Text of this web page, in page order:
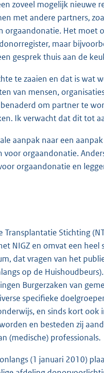
zoveel mogelijk nieuwe
met andere partners,
orgaandonatie. Het
maar
gesprek thuis aan de
te zaaien en dat is wat
van mensen,
om partner te
Ik verwacht dat dit tot
aanpak naar een
orgaandonatie.
orgaandonatie en
Stichting
NIGZ en omvat een
dat vragen van het
op de
Burgerzaken van
specifieke
en sinds kort ook
en besteden zij
(medische) professionals.
(1 januari 2010)